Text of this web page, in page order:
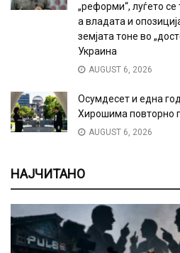
„реформи“, луѓето се
а владата и
земјата тоне во
Украина
AUGUST 6, 2026
Осумдесет и една
Хирошима повторно
AUGUST 6, 2026
НАЈЧИТАНО